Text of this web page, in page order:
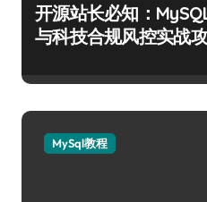
开源站长必知：
与科技合规风控实战
MySql教程